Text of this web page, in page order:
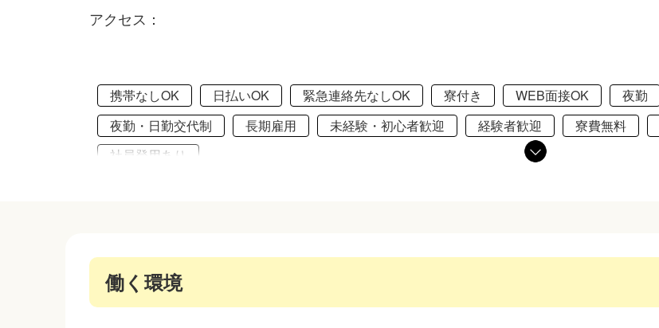
アクセス：
携帯なしOK 日払いOK 緊急連絡先なしOK 寮付き WEB面接OK 夜勤
夜勤・日勤交代制
長期雇用 未経験・初心者歓迎 経験者歓迎 寮費無料
社員登用あり
働く環境